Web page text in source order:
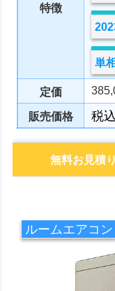
特徴
単
定価
販売価格 税込
無料お見積り
ルームエアコン